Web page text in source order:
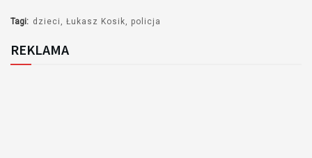
Tagi: dzieci Łukasz Kosik policja
REKLAMA